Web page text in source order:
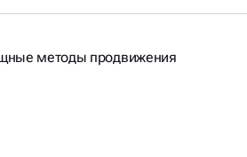
методы продвижения